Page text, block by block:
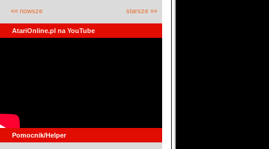
«« nowsze starsze »»
AtariOnline.pl na YouTube
Pomocnik/Helper